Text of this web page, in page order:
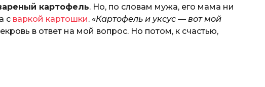
картофель. Но, по словам мужа, его мама ни
с варкой картошки. «Картофель и уксус — вот мой
в ответ на мой вопрос. Но потом, к счастью,